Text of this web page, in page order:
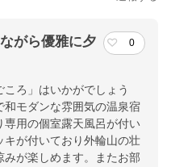
がら優雅に夕
0
ろ」はいかがでしょう
モダンな雰囲気の温泉宿
用の個室露天風呂が付い
キが付いており外輪山の壮
が楽しめます。またお部